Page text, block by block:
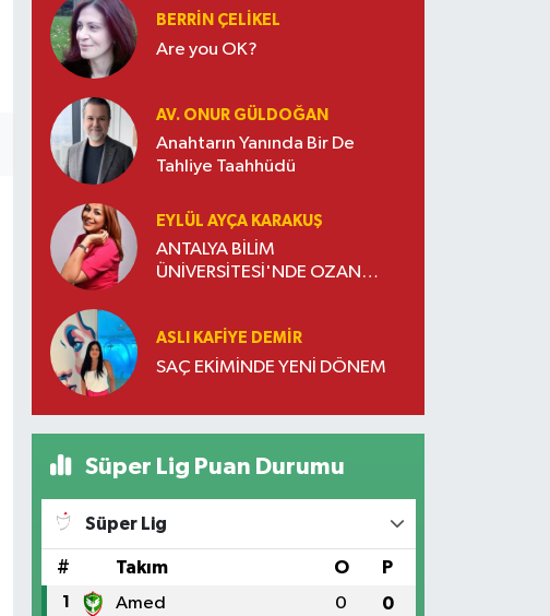
BERRIN ÇELIKEL
Are you OK?
AV. ONUR GÜLDOĞAN
Anahtarın Yanında Bir De
Tahliye Taahhüdü
EYLÜL AYÇA KARAKUŞ
ANTALYA BİLİM
ÜNİVERSİTESİ'NDE OZAN
ASLI KAFIYE DEMIR
SAÇ EKİMİNDE YENİ DÖNEM
Süper Lig Puan Durumu
Süper Lig
# Takım O P
1 Amed 0 0